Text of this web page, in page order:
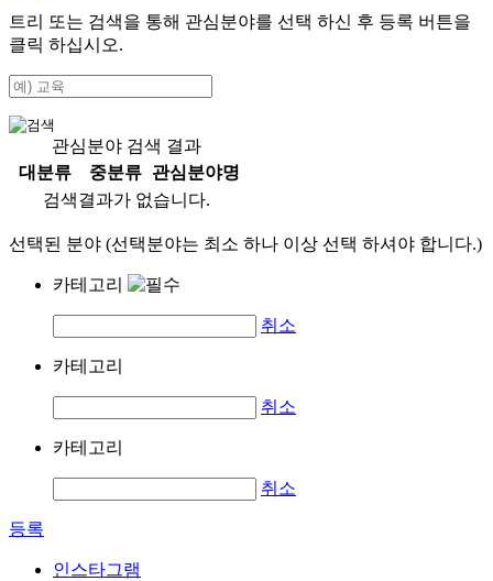
트리 또는 검색을 통해 관심분야를 선택 하신 후 등록 버튼을
클릭 하십시오.
관심분야 검색 결과
대분류
중분류
관심분야명
검색결과가 없습니다.
선택된 분야 (선택분야는 최소 하나 이상 선택 하셔야 합니다.)
카테고리
취소
카테고리
취소
카테고리
취소
등록
인스타그램